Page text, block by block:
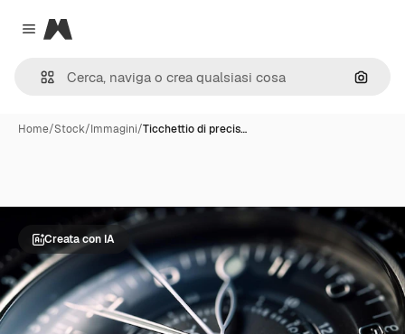
Close menu
Magnific
Cerca
Home/Stock/Immagini/Ticchettio di precis…
Creata con IA